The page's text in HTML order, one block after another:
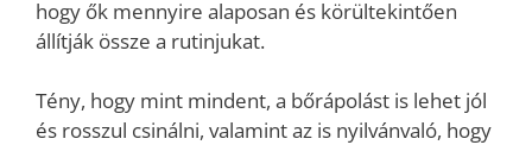
hogy ők mennyire alaposan és körültekintően
állítják össze a rutinjukat.
Tény, hogy mint mindent, a bőrápolást is lehet jól
és rosszul csinálni, valamint az is nyilvánvaló, hogy